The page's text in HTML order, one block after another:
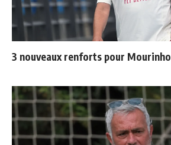
3 nouveaux renforts pour Mourinho